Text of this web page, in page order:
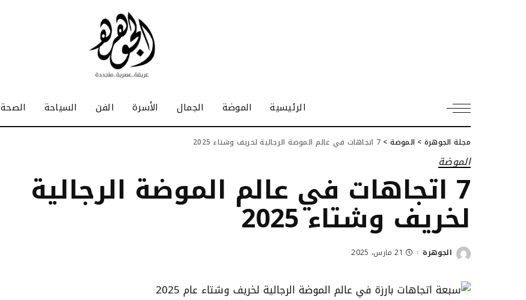
الرئيسية الموضة الجمال الأسرة الفن السياحة الصحة
مجلة الجوهرة > الموضة >7 اتجاهات في عالم الموضة الرجالية لخريف وشتاء 2025
الموضة
7 اتجاهات في عالم الموضة الرجالية
لخريف وشتاء 2025
Posted
الجوهرة 21 مارس، 2025